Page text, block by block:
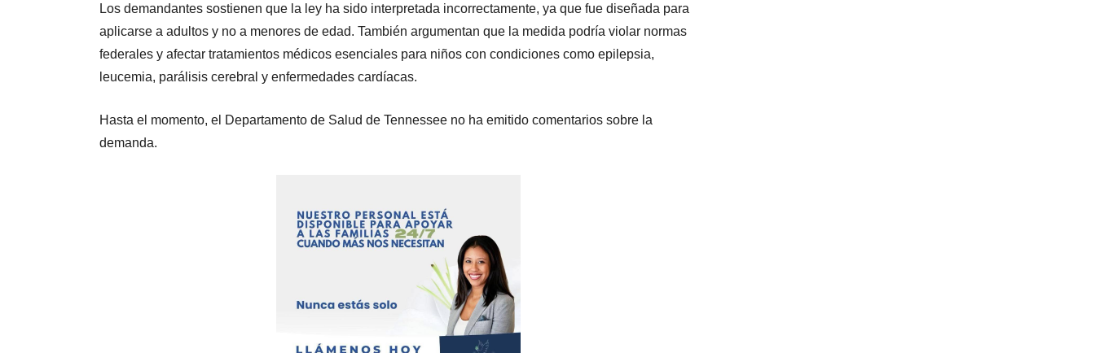
Los demandantes sostienen que la ley ha sido interpretada incorrectamente, ya que fue diseñada para
aplicarse a adultos y no a menores de edad. También argumentan que la medida podría violar normas
federales y afectar tratamientos médicos esenciales para niños con condiciones como epilepsia,
leucemia, parálisis cerebral y enfermedades cardíacas.
Hasta el momento, el Departamento de Salud de Tennessee no ha emitido comentarios sobre la
demanda.